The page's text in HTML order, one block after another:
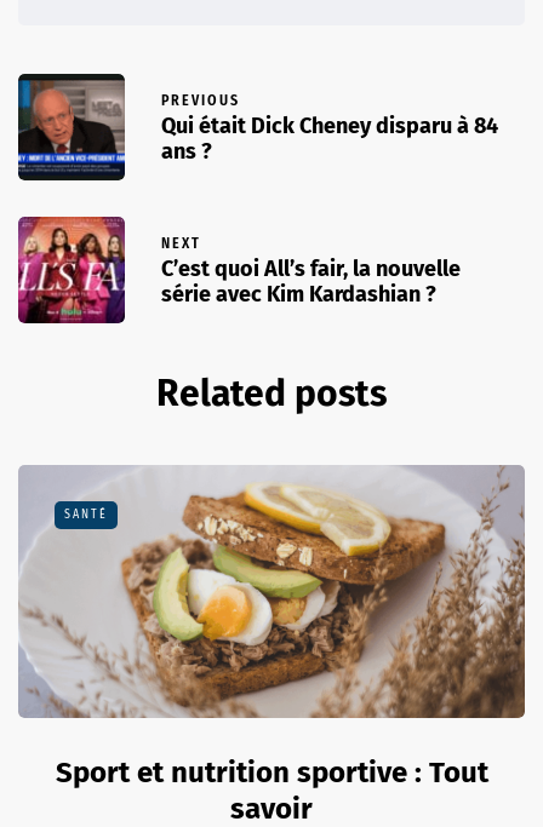
PREVIOUS
Qui était Dick Cheney disparu à 84
ans ?
NEXT
C’est quoi All’s fair, la nouvelle
série avec Kim Kardashian ?
Related posts
SANTÉ
Sport et nutrition sportive : Tout
savoir